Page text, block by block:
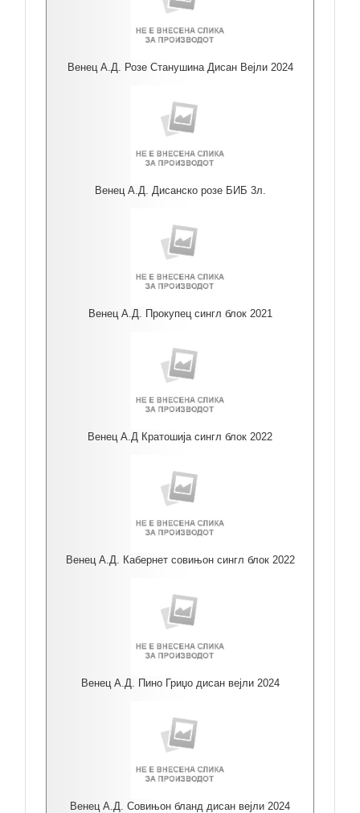
Венец А.Д. Розе Станушина Дисан Вејли 2024
Венец А.Д. Дисанско розе БИБ 3л.
Венец А.Д. Прокупец сингл блок 2021
Венец А.Д Кратошија сингл блок 2022
Венец А.Д. Кабернет совињон сингл блок 2022
Венец А.Д. Пино Гриџо дисан вејли 2024
Венец А.Д. Совињон бланд дисан вејли 2024